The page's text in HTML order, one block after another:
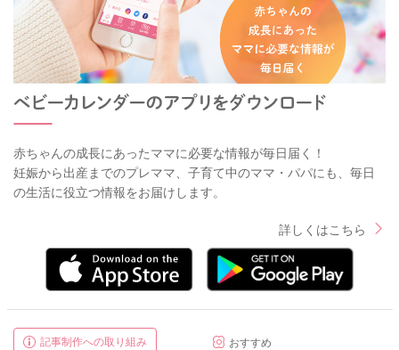
赤ちゃんの成長にあったママに必要な情報が毎日届く！
妊娠から出産までのプレママ、子育て中のママ・パパにも、毎日
の生活に役立つ情報をお届けします。
詳しくはこちら
記事制作への取り組み
おすすめ